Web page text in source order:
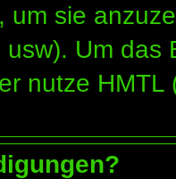
um sie
Um
nutze HMTL